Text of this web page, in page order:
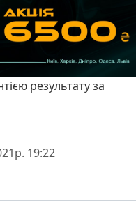
результату за
19:22